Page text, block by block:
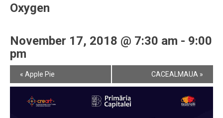
Oxygen
November 17, 2018 @ 7:30 am - 9:00
pm
Event
Navigation
« Apple Pie CACEALMAUA »